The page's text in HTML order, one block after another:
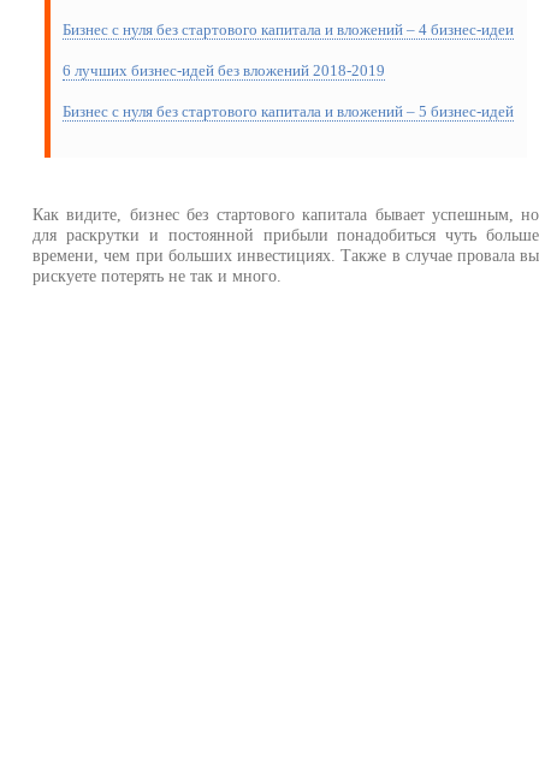
Бизнес с нуля без стартового капитала и вложений – 4 бизнес-идеи
6 лучших бизнес-идей без вложений 2018-2019
Бизнес с нуля без стартового капитала и вложений – 5 бизнес-идей
Как видите, бизнес без стартового капитала бывает успешным, но
для раскрутки и постоянной прибыли понадобиться чуть больше
времени, чем при больших инвестициях. Также в случае провала вы
рискуете потерять не так и много.